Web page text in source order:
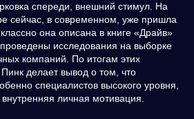
спереди, внешний стимул. На
сейчас, в современном, уже пришла
она описана в книге «Драйв»
исследования на выборке
компаний. По итогам этих
делает вывод о том, что
специалистов высокого уровня,
личная мотивация.